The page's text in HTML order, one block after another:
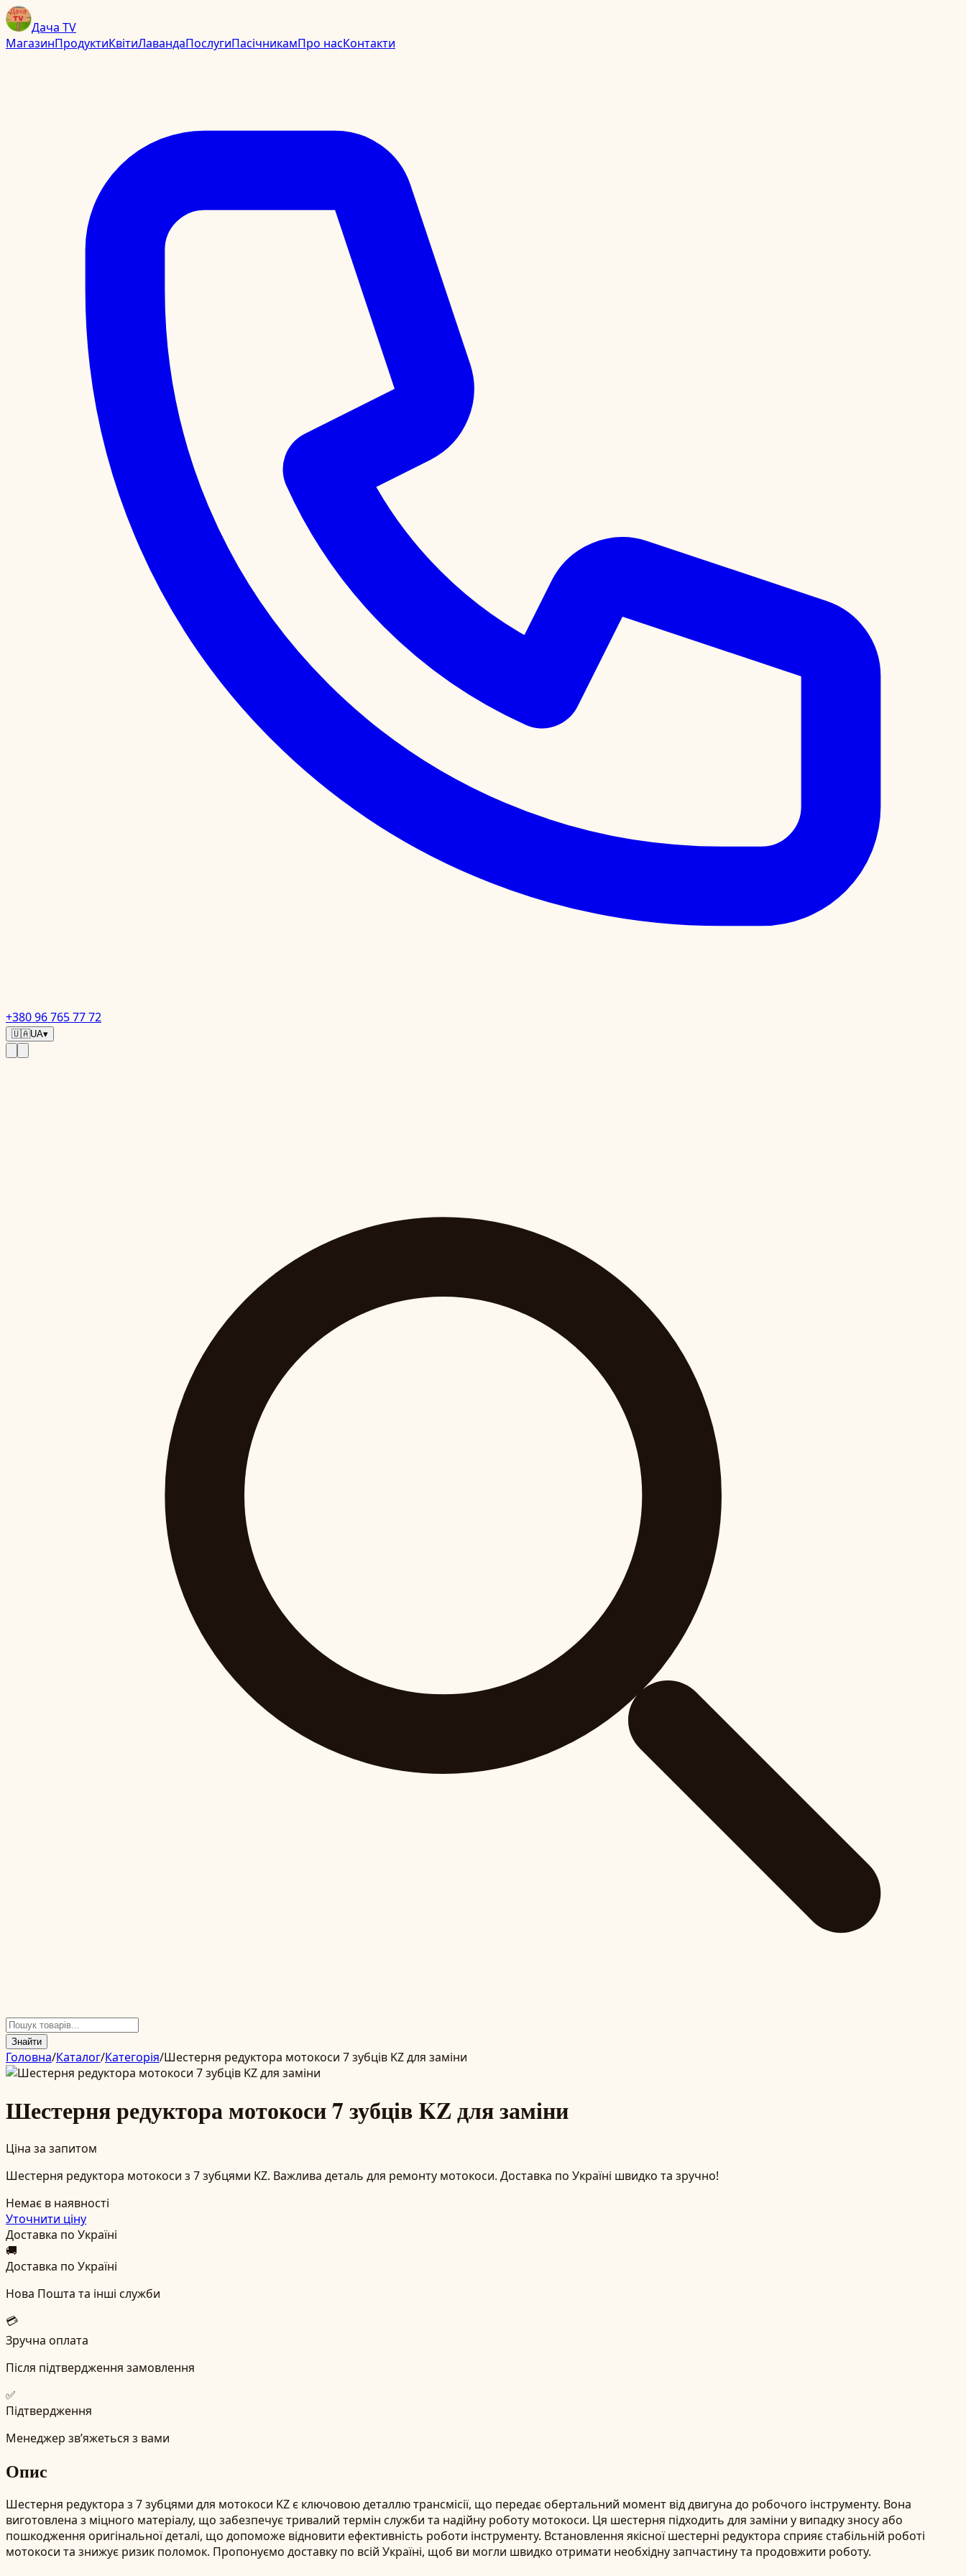
Дача TV
МагазинПродуктиКвітиЛавандаПослугиПасічникамПро насКонтакти
+380 96 765 77 72
🇺🇦UA▾
Знайти
Головна/Каталог/Категорія/Шестерня редуктора мотокоси 7 зубців KZ для заміни
Шестерня редуктора мотокоси 7 зубців KZ для заміни
Ціна за запитом
Шестерня редуктора мотокоси з 7 зубцями KZ. Важлива деталь для ремонту мотокоси. Доставка по Україні швидко та зручно!
Немає в наявності
Уточнити ціну
Доставка по Україні
🚚
Доставка по Україні
Нова Пошта та інші служби
💳
Зручна оплата
Після підтвердження замовлення
✅
Підтвердження
Менеджер зв’яжеться з вами
Опис
Шестерня редуктора з 7 зубцями для мотокоси KZ є ключовою деталлю трансмісії, що передає обертальний момент від двигуна до робочого інструменту. Вона
виготовлена з міцного матеріалу, що забезпечує тривалий термін служби та надійну роботу мотокоси. Ця шестерня підходить для заміни у випадку зносу або
пошкодження оригінальної деталі, що допоможе відновити ефективність роботи інструменту. Встановлення якісної шестерні редуктора сприяє стабільній роботі
мотокоси та знижує ризик поломок. Пропонуємо доставку по всій Україні, щоб ви могли швидко отримати необхідну запчастину та продовжити роботу.